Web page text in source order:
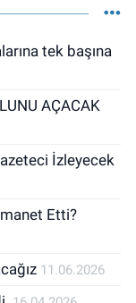
tek başına
AÇACAK
İzleyecek
Etti?
11.06.2026